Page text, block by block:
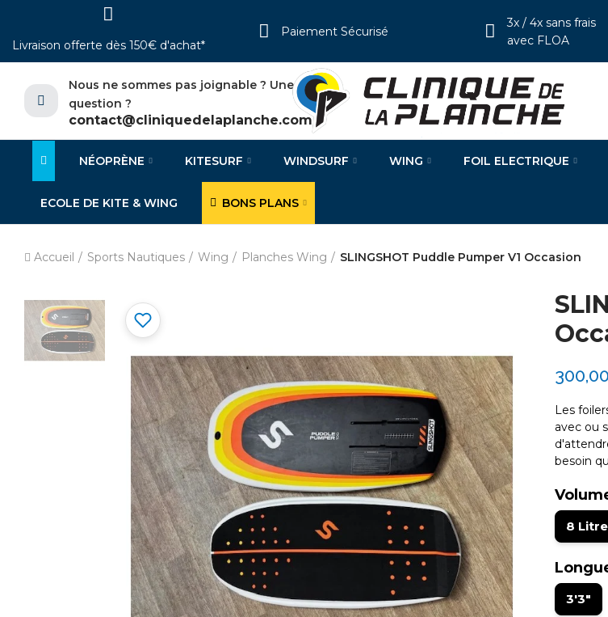
Livraison offerte dès 150€ d'achat*
Paiement Sécurisé
3x / 4x sans frais
avec FLOA
Nous ne sommes pas joignable ? Une
question ?
contact@cliniquedelaplanche.com
NÉOPRÈNE KITESURF WINDSURF WING FOIL ELECTRIQUE
ECOLE DE KITE & WING BONS PLANS
Accueil Sports Nautiques Wing Planches Wing SLINGSHOT Puddle Pumper V1 Occasion
Les
avec ou
besoin
8
3'3"